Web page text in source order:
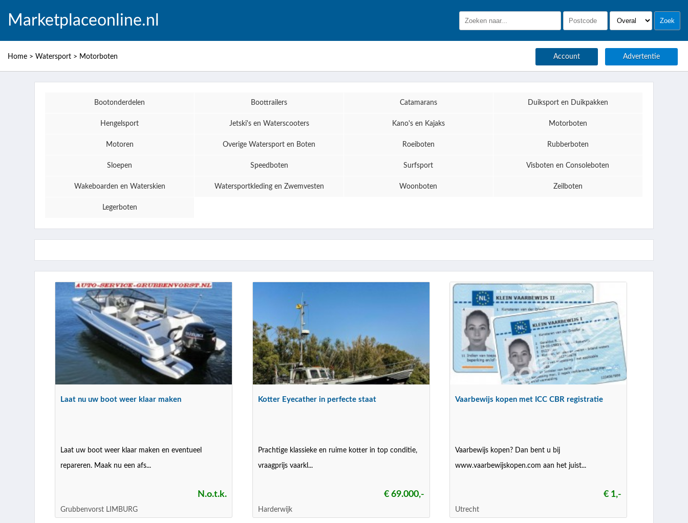
Marketplaceonline.nl
Home > Watersport > Motorboten Account Advertentie
Bootonderdelen Boottrailers Catamarans Duiksport en Duikpakken
Hengelsport Jetski's en Waterscooters Kano's en Kajaks Motorboten
Motoren Overige Watersport en Boten Roeiboten Rubberboten
Sloepen Speedboten Surfsport Visboten en Consoleboten
Wakeboarden en Waterskien Watersportkleding en Zwemvesten Woonboten Zeilboten
Legerboten
Laat nu uw boot weer klaar maken
Laat uw boot weer klaar maken en eventueel
repareren. Maak nu een afs...
N.o.t.k.
Grubbenvorst LIMBURG
Kotter Eyecather in perfecte staat
Prachtige klassieke en ruime kotter in top conditie,
vraagprijs vaarkl...
€ 69.000,-
Harderwijk
Vaarbewijs kopen met ICC CBR registratie
Vaarbewijs kopen? Dan bent u bij
www.vaarbewijskopen.com aan het juist...
€ 1,-
Utrecht